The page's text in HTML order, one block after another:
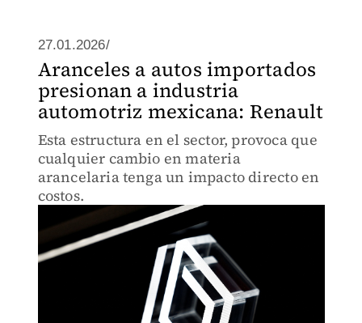
27.01.2026/
Aranceles a autos importados
presionan a industria
automotriz mexicana: Renault
Esta estructura en el sector, provoca que
cualquier cambio en materia
arancelaria tenga un impacto directo en
costos.